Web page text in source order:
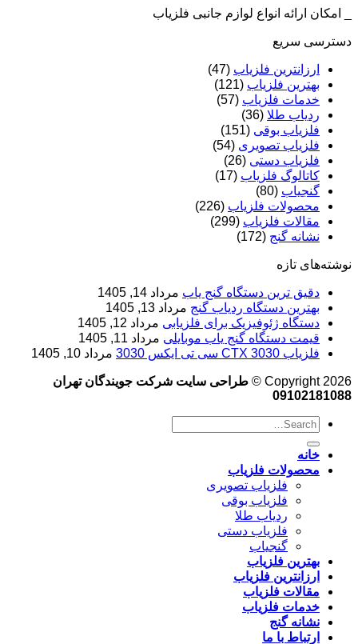
_ امکان ارائه انواع لوازم جانبی فلزیاب
دسترسی سریع
ارزانترین فلزیاب (47)
بهترین فلزیاب (121)
خدمات فلزیاب (57)
ردیاب طلا (36)
فلزیاب بوقی (151)
فلزیاب تصویری (54)
فلزیاب دستی (26)
کاتالوگ فلزیاب (17)
گنجیاب (80)
محصولات فلزیاب (226)
مقالات فلزیاب (299)
نشانه گنج (172)
نوشته‌های تازه
دقیق ترین دستگاه گنج یاب مرداد 14, 1405
بهترین دستگاه ردیاب گنج مرداد 13, 1405
دستگاه ژئوفیزیک برای فلزیابی مرداد 12, 1405
قیمت دستگاه گنج یاب موبایلی مرداد 11, 1405
فلزیاب CTX 3030 سی تی ایکس 3030
مرداد 10, 1405
Copyright 2026 ©
طراحی سایت شرکت جویندگان تهران
09102181088
خانه
محصولات فلزیاب
فلزیاب تصویری
فلزیاب بوقی
ردیاب طلا
فلزیاب دستی
گنجیاب
بهترین فلزیاب
ارزانترین فلزیاب
مقالات فلزیاب
خدمات فلزیاب
نشانه گنج
ارتباط با ما